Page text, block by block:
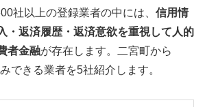
社以上の登録業者の中には、 信用情
・返済履歴・返済意欲を重視して人的
者金融が存在します。二宮町から
できる業者を5社紹介します。